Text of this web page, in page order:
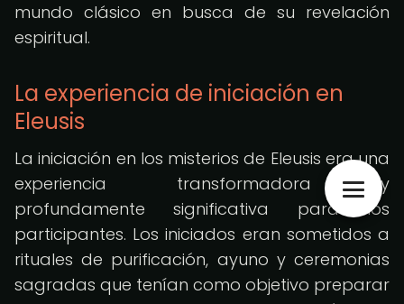
mundo clásico en busca de su revelación
espiritual.
La experiencia de iniciación en
Eleusis
La iniciación en los misterios de Eleusis era una
experiencia transformadora y
profundamente significativa para los
participantes. Los iniciados eran sometidos a
rituales de purificación, ayuno y ceremonias
sagradas que tenían como objetivo preparar